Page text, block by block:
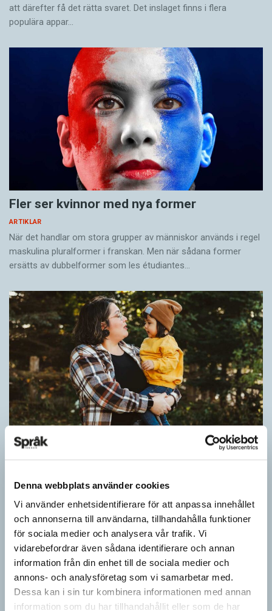
Denna webbplats använder cookies
Vi använder enhetsidentifierare för att anpassa innehållet
och annonserna till användarna, tillhandahålla funktioner
för sociala medier och analysera vår trafik. Vi
vidarebefordrar även sådana identifierare och annan
information från din enhet till de sociala medier och
annons- och analysföretag som vi samarbetar med.
Dessa kan i sin tur kombinera informationen med annan
information som du har tillhandahållit eller som de har
att därefter få det rätta svaret. Det inslaget finns i flera
populära appar…
Fler ser kvinnor med nya former
ARTIKLAR
När det handlar om stora grupper av människor används i regel
maskulina pluralformer i franskan. Men när sådana ­former
ersätts av dubbel­former som les étudiantes…
Pronomen avslöjar vem som ska tala
Vid två års ålder har barn begränsad förståelse för
i turtagning i samtal. Förmågan utvecklas ytterligare i takt med…